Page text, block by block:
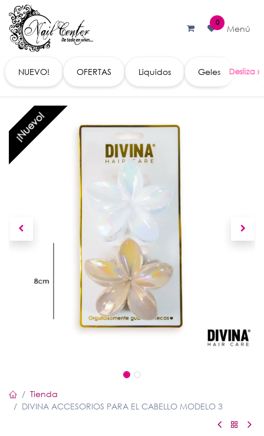
Ir al contenido
0
Menú
NUEVO! OFERTAS Liquidos Geles
¡Nuevo!
Tienda
DIVINA ACCESORIOS PARA EL CABELLO MODELO 3